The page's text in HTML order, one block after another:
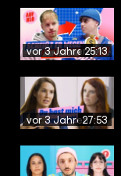
vor 3 Jahren25:13
vor 3 Jahren27:53